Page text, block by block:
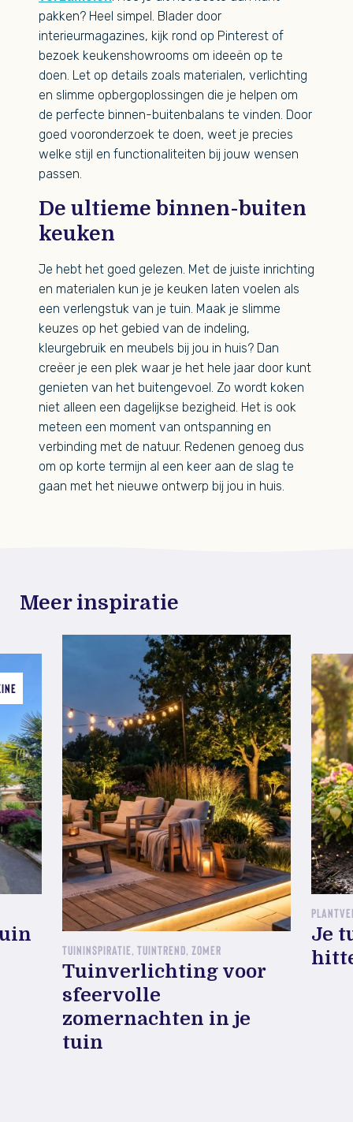
pakken? Heel simpel. Blader door
interieurmagazines, kijk rond op Pinterest of
bezoek keukenshowrooms om ideeën op te
doen. Let op details zoals materialen, verlichting
en slimme opbergoplossingen die je helpen om
de perfecte binnen-buitenbalans te vinden. Door
goed vooronderzoek te doen, weet je precies
welke stijl en functionaliteiten bij jouw wensen
passen.
De ultieme binnen-buiten
keuken
Je hebt het goed gelezen. Met de juiste inrichting
en materialen kun je je keuken laten voelen als
een verlengstuk van je tuin. Maak je slimme
keuzes op het gebied van de indeling,
kleurgebruik en meubels bij jou in huis? Dan
creëer je een plek waar je het hele jaar door kunt
genieten van het buitengevoel. Zo wordt koken
niet alleen een dagelijkse bezigheid. Het is ook
meteen een moment van ontspanning en
verbinding met de natuur. Redenen genoeg dus
om op korte termijn al een keer aan de slag te
gaan met het nieuwe ontwerp bij jou in huis.
Meer inspiratie
TUININSPIRATIE, TUINTREND, ZOMER
Tuinverlichting voor
sfeervolle
zomernachten in je
tuin
Je